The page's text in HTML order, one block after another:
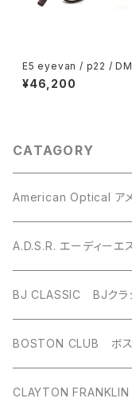
E5 eyevan / p22 /
デミ・べっこう柄/ホワイト
ド ウェリントン フレーム メガネ
¥46,200
CATAGORY
American Optical アメ
A.D.S.R. エーディーエ
BJ CLASSIC BJクラ
BOSTON CLUB ボス
CLAYTON FRANKLIN